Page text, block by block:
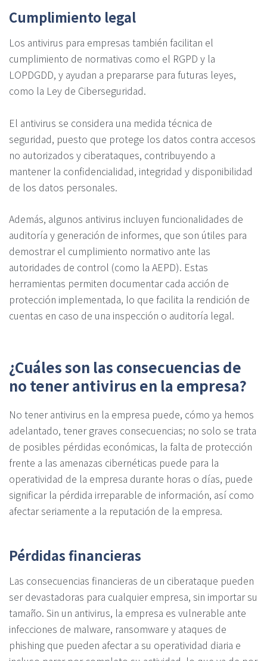
Cumplimiento legal
Los antivirus para empresas también facilitan el
cumplimiento de normativas como el RGPD y la
LOPDGDD, y ayudan a prepararse para futuras leyes,
como la Ley de Ciberseguridad.
El antivirus se considera una medida técnica de
seguridad, puesto que protege los datos contra accesos
no autorizados y ciberataques, contribuyendo a
mantener la confidencialidad, integridad y disponibilidad
de los datos personales.
Además, algunos antivirus incluyen funcionalidades de
auditoría y generación de informes, que son útiles para
demostrar el cumplimiento normativo ante las
autoridades de control (como la AEPD). Estas
herramientas permiten documentar cada acción de
protección implementada, lo que facilita la rendición de
cuentas en caso de una inspección o auditoría legal.
¿Cuáles son las consecuencias de
no tener antivirus en la empresa?
No tener antivirus en la empresa puede, cómo ya hemos
adelantado, tener graves consecuencias; no solo se trata
de posibles pérdidas económicas, la falta de protección
frente a las amenazas cibernéticas puede para la
operatividad de la empresa durante horas o días, puede
significar la pérdida irreparable de información, así como
afectar seriamente a la reputación de la empresa.
Pérdidas financieras
Las consecuencias financieras de un ciberataque pueden
ser devastadoras para cualquier empresa, sin importar su
tamaño. Sin un antivirus, la empresa es vulnerable ante
infecciones de malware, ransomware y ataques de
phishing que pueden afectar a su operatividad diaria e